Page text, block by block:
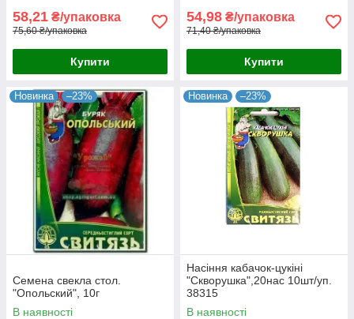
58,21 ₴/упаковка
75,60 ₴/упаковка
Купити
54,98 ₴/упаковка
71,40 ₴/упаковка
Купити
Новинка –23%
Семена свекла стол.
"Опольский", 10г
В наявності
Новинка –23%
Насіння кабачок-цукiнi
"Скворушка",20нас 10шт/уп.
38315
В наявності